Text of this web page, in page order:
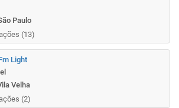
Paulo
(13)
Light
Velha
(2)